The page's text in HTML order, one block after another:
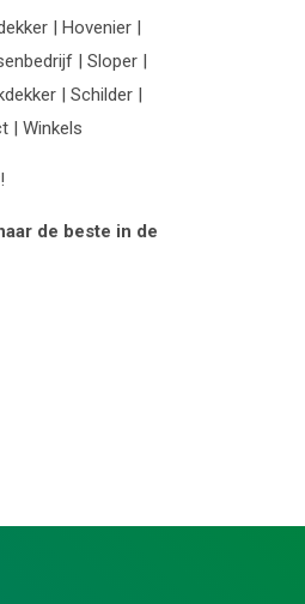
| Hovenier |
| Sloper |
| Schilder |
| Winkels
de beste in de